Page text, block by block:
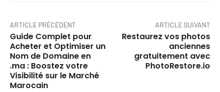
ARTICLE PRÉCÉDENT
Guide Complet pour
Acheter et Optimiser un
Nom de Domaine en
.ma : Boostez votre
Visibilité sur le Marché
Marocain
ARTICLE SUIVANT
Restaurez vos photos
anciennes
gratuitement avec
PhotoRestore.io